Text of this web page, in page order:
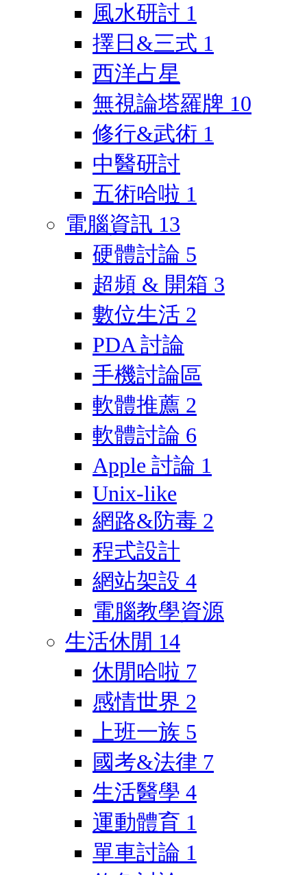
風水研討 1
擇日&三式 1
西洋占星
無視論塔羅牌 10
修行&武術 1
中醫研討
五術哈啦 1
電腦資訊 13
硬體討論 5
超頻 & 開箱 3
數位生活 2
PDA 討論
手機討論區
軟體推薦 2
軟體討論 6
Apple 討論 1
Unix-like
網路&防毒 2
程式設計
網站架設 4
電腦教學資源
生活休閒 14
休閒哈啦 7
感情世界 2
上班一族 5
國考&法律 7
生活醫學 4
運動體育 1
單車討論 1